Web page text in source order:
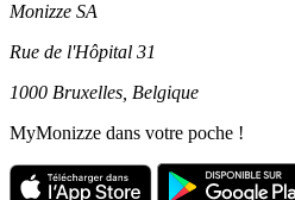
Monizze SA
Rue de l'Hôpital 31
1000 Bruxelles, Belgique
MyMonizze dans votre poche !